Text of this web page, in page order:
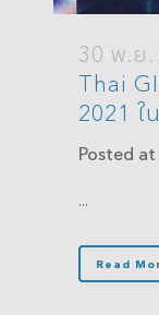
30 พ.ย.
Thai
2021
Posted
...
Read